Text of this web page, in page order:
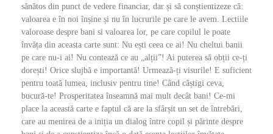
sănătos din punct de vedere financiar, dar și să conștientizeze că:
valoarea e în noi înșine și nu în lucrurile pe care le avem. Lectiile
valoroase despre bani si valoarea lor, pe care copilul le poate
învăța din aceasta carte sunt: Nu ești ceea ce ai! Nu cheltui banii
pe care nu-i ai! Nu contează ce au „alții”! Ai puterea să obții ce-ți
dorești! Orice slujbă e importantă! Urmează-ți visurile! E suficient
pentru toată lumea, inclusiv pentru tine! Când câștigi ceva,
bucură-te! Prosperitatea înseamnă mai mult decât bani! Ce-mi
place la această carte e faptul că are la sfârșit un set de întrebări,
care au menirea de a iniția un dialog între copil și părinte despre